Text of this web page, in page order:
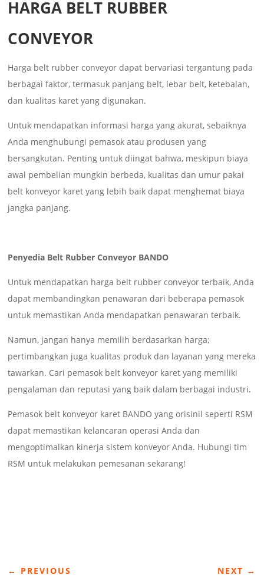
HARGA BELT RUBBER
CONVEYOR
Harga belt rubber conveyor dapat bervariasi tergantung pada
berbagai faktor, termasuk panjang belt, lebar belt, ketebalan,
dan kualitas karet yang digunakan.
Untuk mendapatkan informasi harga yang akurat, sebaiknya
Anda menghubungi pemasok atau produsen yang
bersangkutan. Penting untuk diingat bahwa, meskipun biaya
awal pembelian mungkin berbeda, kualitas dan umur pakai
belt konveyor karet yang lebih baik dapat menghemat biaya
jangka panjang.
Penyedia Belt Rubber Conveyor BANDO
Untuk mendapatkan harga belt rubber conveyor terbaik, Anda
dapat membandingkan penawaran dari beberapa pemasok
untuk memastikan Anda mendapatkan penawaran terbaik.
Namun, jangan hanya memilih berdasarkan harga;
pertimbangkan juga kualitas produk dan layanan yang mereka
tawarkan. Cari pemasok belt konveyor karet yang memiliki
pengalaman dan reputasi yang baik dalam berbagai industri.
Pemasok belt konveyor karet BANDO yang orisinil seperti RSM
dapat memastikan kelancaran operasi Anda dan
mengoptimalkan kinerja sistem konveyor Anda. Hubungi tim
RSM untuk melakukan pemesanan sekarang!
← PREVIOUS NEXT →